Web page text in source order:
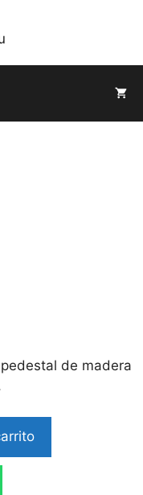
de madera